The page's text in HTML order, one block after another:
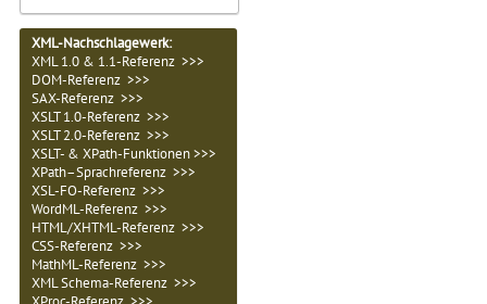
XML-Nachschlagewerk:
XML 1.0 & 1.1-Referenz >>>
DOM-Referenz >>>
SAX-Referenz >>>
XSLT 1.0-Referenz >>>
XSLT 2.0-Referenz >>>
XSLT- & XPath-Funktionen >>>
XPath–Sprachreferenz >>>
XSL-FO-Referenz >>>
WordML-Referenz >>>
HTML/XHTML-Referenz >>>
CSS-Referenz >>>
MathML-Referenz >>>
XML Schema-Referenz >>>